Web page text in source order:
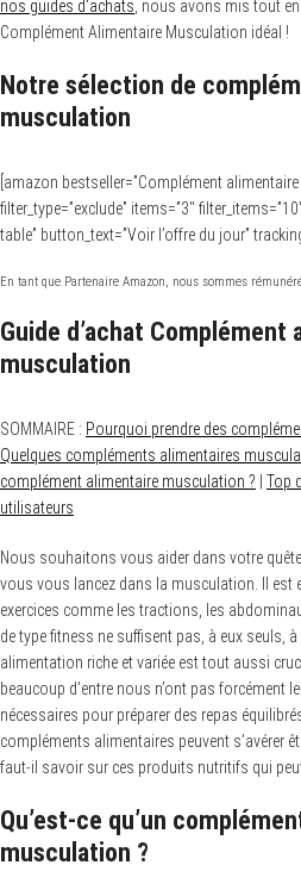
nos guides d’achats , nous avons mis tout
Complément Alimentaire Musculation idéal !
Notre sélection de
musculation
[amazon bestseller=”Complément alimentaire
filter_type=”exclude” items=”3″
table” button_text=”Voir l’offre du jour”
En tant que Partenaire Amazon, nous sommes
Guide d’achat Complément
musculation
SOMMAIRE : Pourquoi prendre des
Quelques compléments alimentaires
complément alimentaire musculation ?
Top
utilisateurs
Nous souhaitons vous aider dans votre
vous vous lancez dans la musculation. Il est
exercices comme les tractions, les
de type fitness ne suffisent pas, à eux seuls,
alimentation riche et variée est tout aussi
beaucoup d’entre nous n’ont pas forcément
nécessaires pour préparer des repas
compléments alimentaires peuvent s’avérer
faut-il savoir sur ces produits nutritifs qui
Qu’est-ce qu’un
musculation ?